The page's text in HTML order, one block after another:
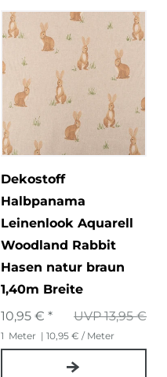
Dekostoff
Halbpanama
Leinenlook Aquarell
Woodland Rabbit
Hasen natur braun
1,40m Breite
UVP 13,95 €
10,95 € *
1 Meter | 10,95 € / Meter